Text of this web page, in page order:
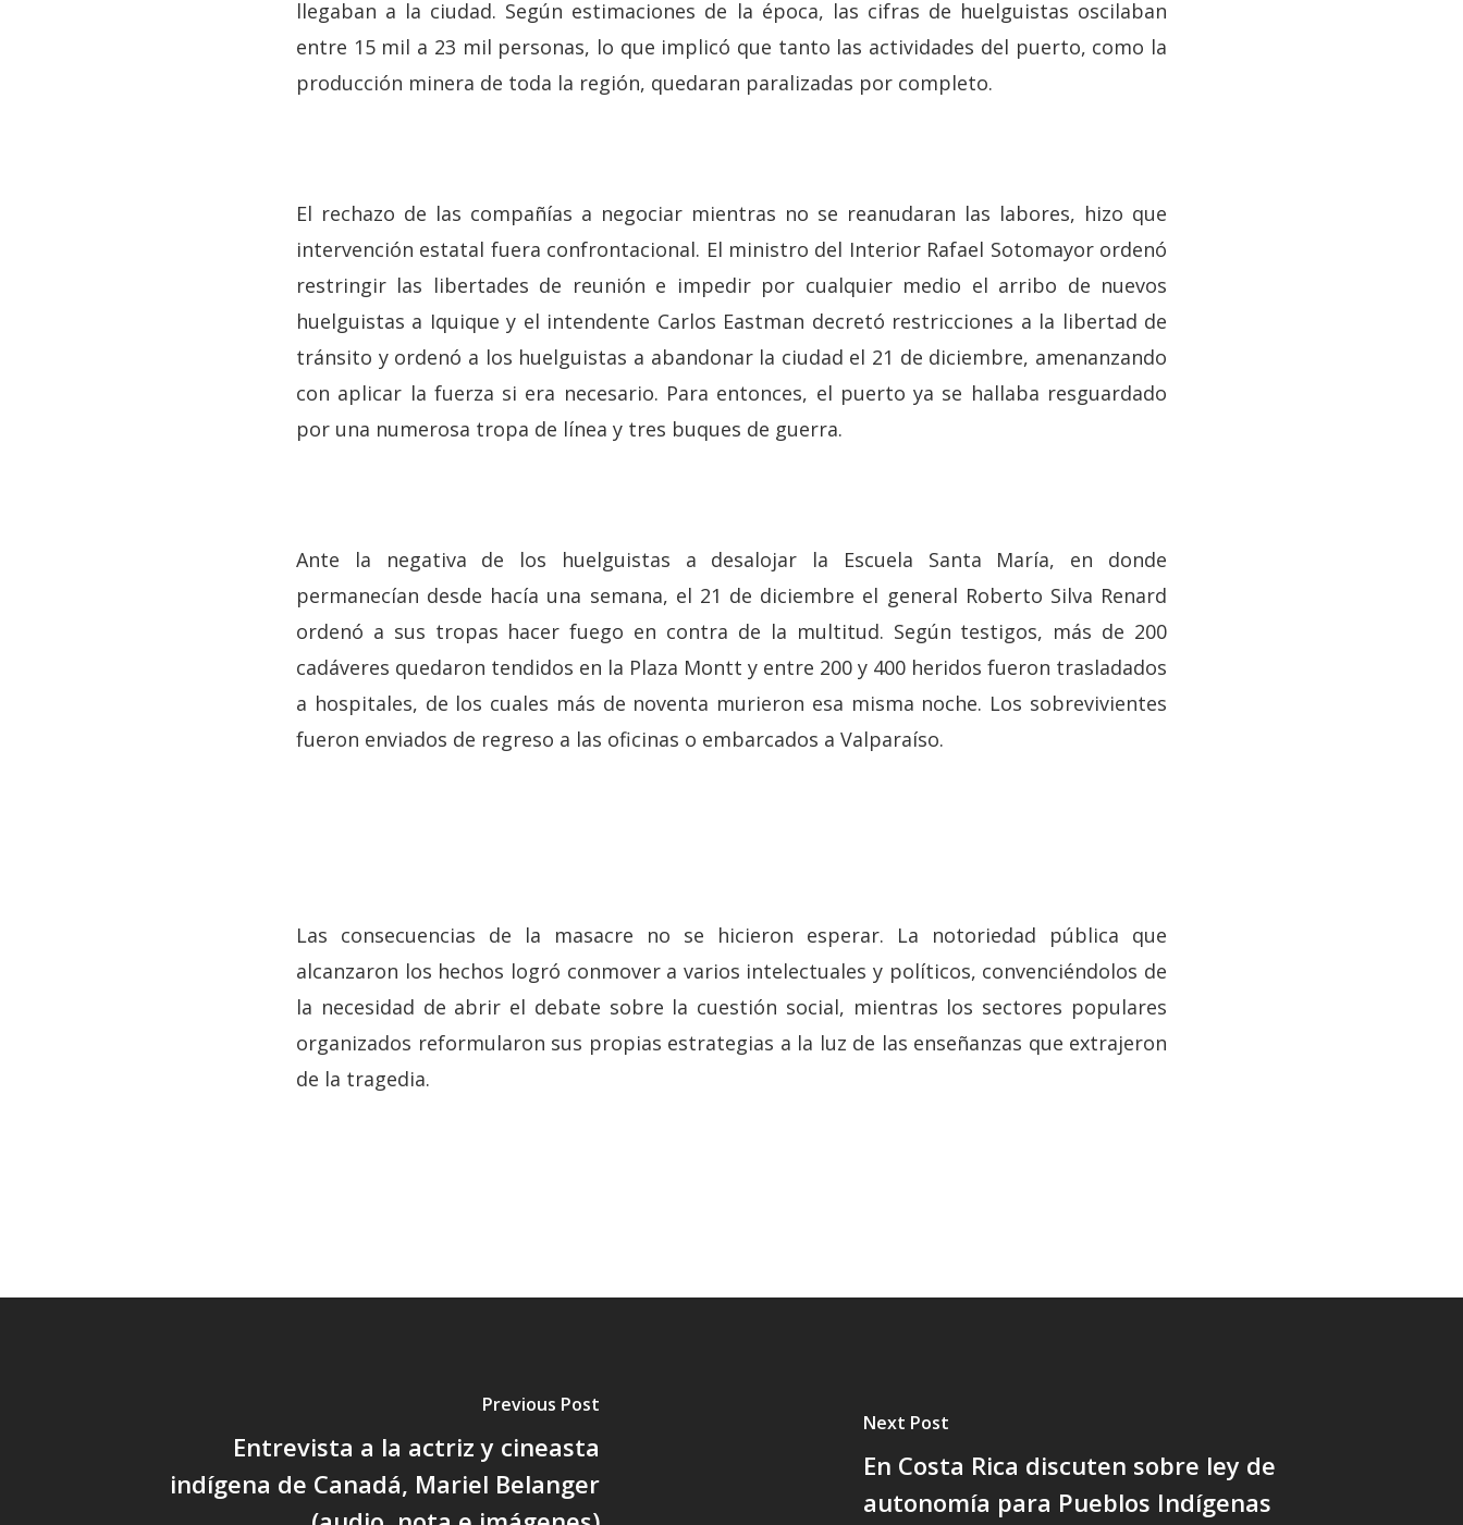
llegaban a la ciudad. Según estimaciones de la época, las cifras de huelguistas oscilaban
entre 15 mil a 23 mil personas, lo que implicó que tanto las actividades del puerto, como la
producción minera de toda la región, quedaran paralizadas por completo.
El rechazo de las compañías a negociar mientras no se reanudaran las labores, hizo que
intervención estatal fuera confrontacional. El ministro del Interior Rafael Sotomayor ordenó
restringir las libertades de reunión e impedir por cualquier medio el arribo de nuevos
huelguistas a Iquique y el intendente Carlos Eastman decretó restricciones a la libertad de
tránsito y ordenó a los huelguistas a abandonar la ciudad el 21 de diciembre, amenanzando
con aplicar la fuerza si era necesario. Para entonces, el puerto ya se hallaba resguardado
por una numerosa tropa de línea y tres buques de guerra.
Ante la negativa de los huelguistas a desalojar la Escuela Santa María, en donde
permanecían desde hacía una semana, el 21 de diciembre el general Roberto Silva Renard
ordenó a sus tropas hacer fuego en contra de la multitud. Según testigos, más de 200
cadáveres quedaron tendidos en la Plaza Montt y entre 200 y 400 heridos fueron trasladados
a hospitales, de los cuales más de noventa murieron esa misma noche. Los sobrevivientes
fueron enviados de regreso a las oficinas o embarcados a Valparaíso.
Las consecuencias de la masacre no se hicieron esperar. La notoriedad pública que
alcanzaron los hechos logró conmover a varios intelectuales y políticos, convenciéndolos de
la necesidad de abrir el debate sobre la cuestión social, mientras los sectores populares
organizados reformularon sus propias estrategias a la luz de las enseñanzas que extrajeron
de la tragedia.
Previous Post
Entrevista a la actriz y cineasta
indígena de Canadá, Mariel Belanger
Next Post
En Costa Rica discuten sobre ley de
autonomía para Pueblos Indígenas